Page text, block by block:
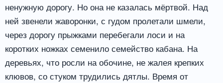
ненужную дорогу. Но она не казалась мёртвой. Над
ней звенели жаворонки, с гудом пролетали шмели,
через дорогу прыжками перебегали лоси и на
коротких ножках семенило семейство кабана. На
деревьях, что росли на обочине, не жалея крепких
клювов, со стуком трудились дятлы. Время от